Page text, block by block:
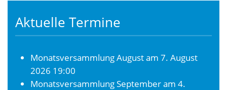
Aktuelle Termine
Monatsversammlung Augustam 7. August
2026 19:00
Monatsversammlung Septemberam 4.